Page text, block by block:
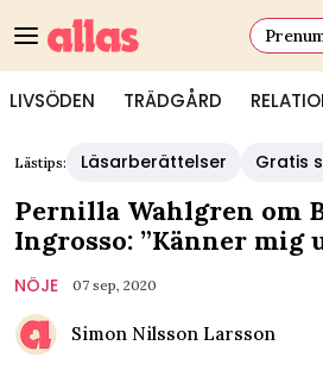
LIVSÖDEN TRÄDGÅRD
Lästips: Läsarberättelser Gratis
Pernilla Wahlgren om
Ingrosso: ”Känner mig
NÖJE 07 sep, 2020
Simon Nilsson Larsson